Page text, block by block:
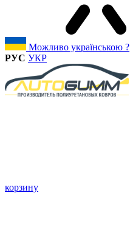
Можливо українською ?
РУС УКР
корзину